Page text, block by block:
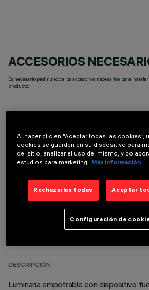
ACCESORIOS
Es necesario pedir uno de los accesorios necesarios para
producto:
COMPONENTES
DATOS TÉCNICOS
DESCRIPCIÓN
Luminaria empotrable con dispositivo
Al hacer clic en “Aceptar todas las cookies”,
cookies se guarden en su dispositivo para
del sitio, analizar el uso del mismo, y
estudios para marketing. Más información
Rechazarlas todas Aceptar
Configuración de